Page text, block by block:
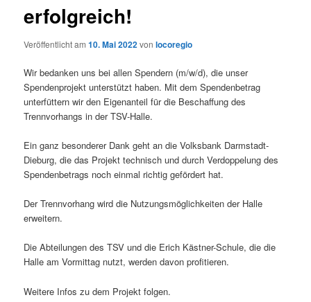
erfolgreich!
Veröffentlicht am10. Mai 2022vonlocoregio
Wir bedanken uns bei allen Spendern (m/w/d), die unser
Spendenprojekt unterstützt haben. Mit dem Spendenbetrag
unterfüttern wir den Eigenanteil für die Beschaffung des
Trennvorhangs in der TSV-Halle.
Ein ganz besonderer Dank geht an die Volksbank Darmstadt-
Dieburg, die das Projekt technisch und durch Verdoppelung des
Spendenbetrags noch einmal richtig gefördert hat.
Der Trennvorhang wird die Nutzungsmöglichkeiten der Halle
erweitern.
Die Abteilungen des TSV und die Erich Kästner-Schule, die die
Halle am Vormittag nutzt, werden davon profitieren.
Weitere Infos zu dem Projekt folgen.